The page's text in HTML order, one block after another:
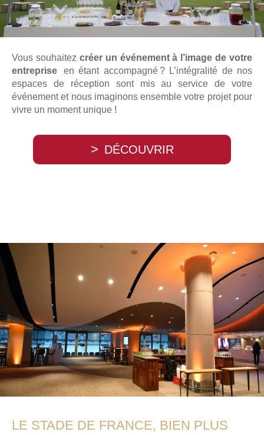
Vous souhaitez créer un événement à l’image de votre
entreprise en étant accompagné ? L’intégralité de nos
espaces de réception sont mis au service de votre
événement et nous imaginons ensemble votre projet pour
vivre un moment unique !
DÉCOUVRIR
LE STADE DE FRANCE, BIEN PLUS